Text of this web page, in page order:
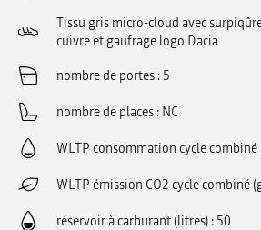
Tissu gris micro-cloud avec
cuivre et gaufrage logo Dacia
nombre de portes 5
nombre de places NC
WLTP consommation cycle
WLTP émission CO2 cycle combiné
réservoir à carburant (litres) 50